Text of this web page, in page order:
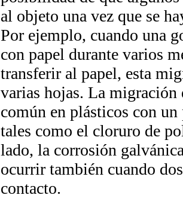
al objeto una vez que se
Por ejemplo, cuando una
con papel durante varios
transferir al papel, esta
varias hojas. La migración
común en plásticos con
tales como el cloruro de
lado, la corrosión
ocurrir también cuando
contacto.